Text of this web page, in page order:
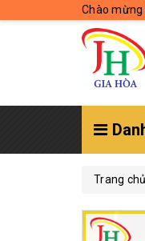
Chào mừng
Trang chủ